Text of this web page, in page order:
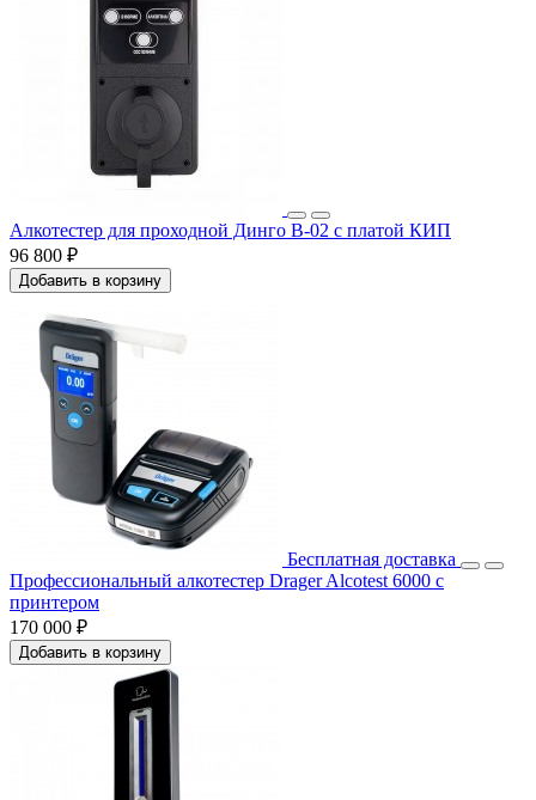
Алкотестер для проходной Динго В-02 с платой КИП
96 800 ₽
Добавить в корзину
Бесплатная доставка
Профессиональный алкотестер Drager Alcotest 6000 с
принтером
170 000 ₽
Добавить в корзину